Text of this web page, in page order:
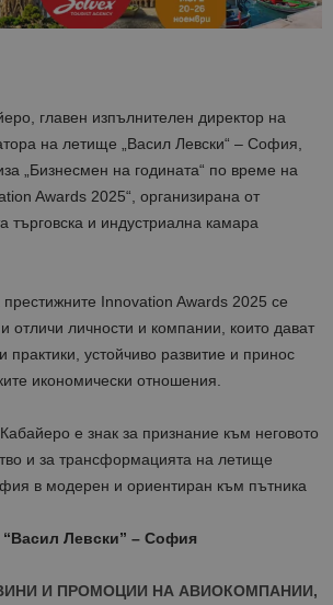
главен изпълнителен директор на
на летище „Васил Левски“ – София,
„Бизнесмен на годината“ по време на
Awards 2025“, организирана от
търговска и индустриална камара
Innovation Awards 2025 се
отличи личности и компании, които дават
практики, устойчиво развитие и принос
икономически отношения.
е знак за признание към неговото
и за трансформацията на летище
в модерен и ориентиран към пътника
Левски” – София
И ПРОМОЦИИ НА АВИОКОМПАНИИ,